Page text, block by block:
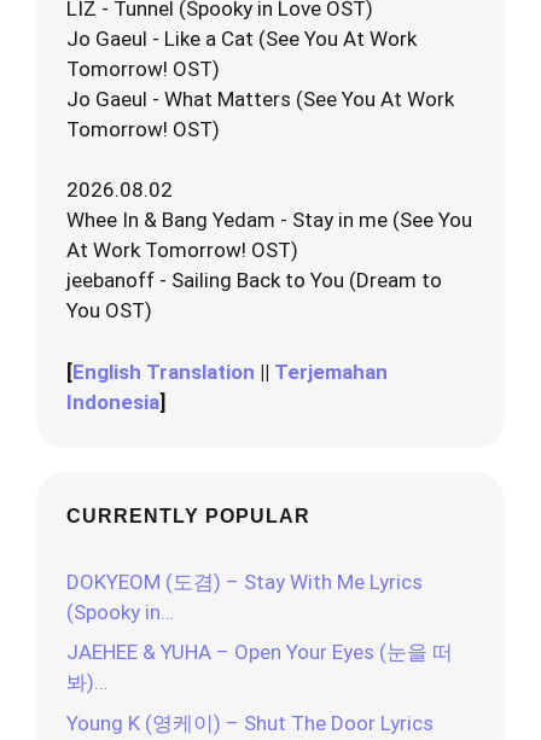
LIZ - Tunnel (Spooky in Love OST)
Jo Gaeul - Like a Cat (See You At Work
Tomorrow! OST)
Jo Gaeul - What Matters (See You At Work
Tomorrow! OST)
2026.08.02
Whee In & Bang Yedam - Stay in me (See You
At Work Tomorrow! OST)
jeebanoff - Sailing Back to You (Dream to
You OST)
[English Translation || Terjemahan
Indonesia]
CURRENTLY POPULAR
DOKYEOM (도겸) – Stay With Me Lyrics
(Spooky in…
JAEHEE & YUHA – Open Your Eyes (눈을 떠
봐)…
Young K (영케이) – Shut The Door Lyrics